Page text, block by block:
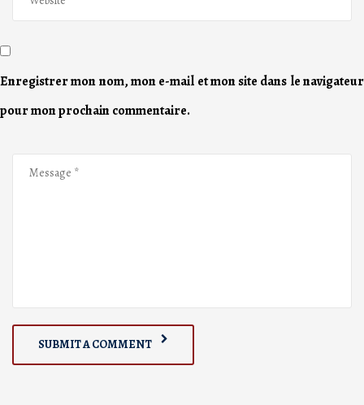
Enregistrer mon nom, mon e-mail et mon site dans le navigateur
pour mon prochain commentaire.
SUBMIT A COMMENT